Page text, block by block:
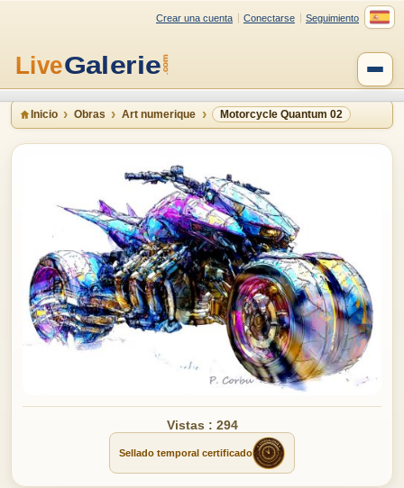
Crear una cuenta Conectarse Seguimiento
Inicio Obras Art numerique Motorcycle Quantum 02
Vistas : 294
Sellado temporal certificado